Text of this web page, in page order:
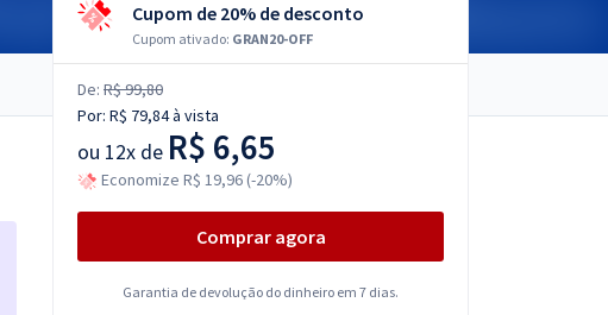
Cupom de 20% de desconto
Cupom ativado: GRAN20-OFF
De: R$ 99,80
Por: R$ 79,84à vista
ou 12x de R$ 6,65
Economize R$ 19,96 (-20%)
Comprar agora
Garantia de devolução do dinheiro em 7 dias.